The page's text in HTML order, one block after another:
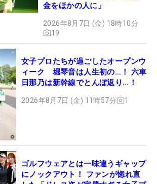
金をほかの人に」
2026年8月7日 (金) 18時10分
19
女子プロたちが過ごしたオープンウ
ィーク 堀琴音は人生初の…！ 六車
日那乃は新幹線でとんぼ返り…！
2026年8月7日 (金) 11時57分 1
ゴルフウェアとは一味違うギャップ
にノックアウト！ ファンが惚れ直